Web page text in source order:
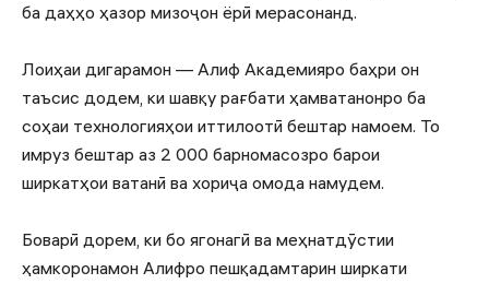
ба даҳҳо ҳазор мизоҷон ёрӣ мерасонанд.
Лоиҳаи дигарамон — Алиф Академияро баҳри он
таъсис додем, ки шавқу рағбати ҳамватанонро ба
соҳаи технологияҳои иттилоотӣ бештар намоем. То
имруз бештар аз 2 000 барномасозро барои
ширкатҳои ватанӣ ва хориҷа омода намудем.
Боварӣ дорем, ки бо ягонагӣ ва меҳнатдӯстии
ҳамкоронамон Алифро пешқадамтарин ширкати